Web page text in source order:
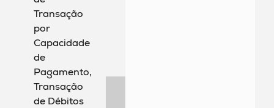
Transação
por
Capacidade
de
Pagamento,
Transação
de Débitos